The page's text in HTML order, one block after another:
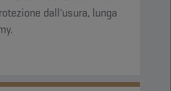
dall'usura, lunga